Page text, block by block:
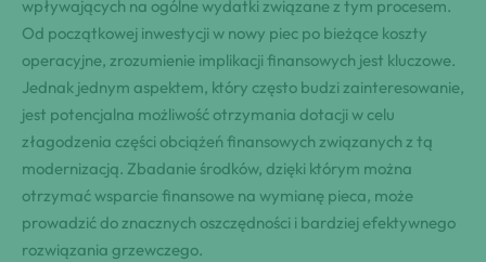
wpływających na ogólne wydatki związane z tym procesem.
Od początkowej inwestycji w nowy piec po bieżące koszty
operacyjne, zrozumienie implikacji finansowych jest kluczowe.
Jednak jednym aspektem, który często budzi zainteresowanie,
jest potencjalna możliwość otrzymania dotacji w celu
złagodzenia części obciążeń finansowych związanych z tą
modernizacją. Zbadanie środków, dzięki którym można
otrzymać wsparcie finansowe na wymianę pieca, może
prowadzić do znacznych oszczędności i bardziej efektywnego
rozwiązania grzewczego.